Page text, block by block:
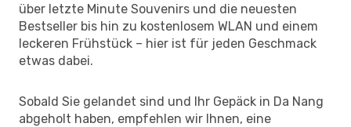
über letzte Minute Souvenirs und die neuesten
Bestseller bis hin zu kostenlosem WLAN und einem
leckeren Frühstück – hier ist für jeden Geschmack
etwas dabei.
Sobald Sie gelandet sind und Ihr Gepäck in Da Nang
abgeholt haben, empfehlen wir Ihnen, eine